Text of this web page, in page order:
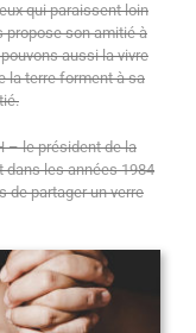
qui paraissent loin
propose son amitié à
aussi la vivre
la terre forment à sa
– le président de la
dans les années 1984
de partager un verre